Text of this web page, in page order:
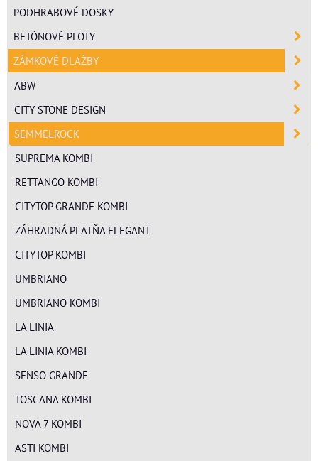
PODHRABOVÉ DOSKY
BETÓNOVÉ PLOTY
ZÁMKOVÉ DLAŽBY
ABW
CITY STONE DESIGN
SEMMELROCK
SUPREMA KOMBI
RETTANGO KOMBI
CITYTOP GRANDE KOMBI
ZÁHRADNÁ PLATŇA ELEGANT
CITYTOP KOMBI
UMBRIANO
UMBRIANO KOMBI
LA LINIA
LA LINIA KOMBI
SENSO GRANDE
TOSCANA KOMBI
NOVA 7 KOMBI
ASTI KOMBI